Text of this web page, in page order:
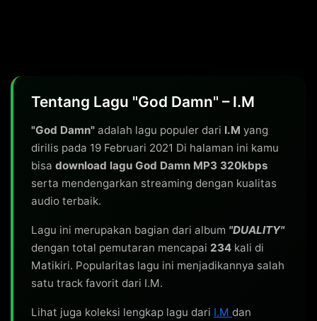
Tentang Lagu "God Damn" – I.M
"God Damn" adalah lagu populer dari I.M yang
dirilis pada 19 Februari 2021 Di halaman ini kamu
bisa download lagu God Damn MP3 320kbps
serta mendengarkan streaming dengan kualitas
audio terbaik.
Lagu ini merupakan bagian dari album "DUALITY"
dengan total pemutaran mencapai 234 kali di
Matikiri. Popularitas lagu ini menjadikannya salah
satu track favorit dari I.M.
Lihat juga koleksi lengkap lagu dari I.M dan